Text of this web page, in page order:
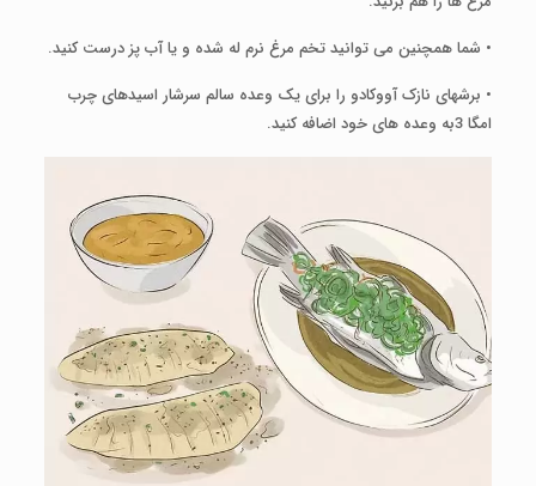
• شما همچنین می توانید تخم مرغ نرم له شده و یا آب پز درست کنید.
• برش­های نازک آووکادو را برای یک وعده سالم سرشار اسیدهای چرب
امگا 3به وعده های خود اضافه کنید.